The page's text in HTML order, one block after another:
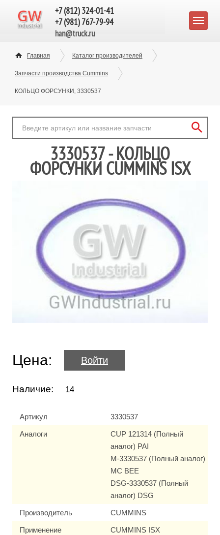
+7 (812) 324-01-41
+7 (981) 767-79-94
han@truck.ru
Главная Каталог производителей
Запчасти производства Cummins
КОЛЬЦО ФОРСУНКИ, 3330537
3330537 - КОЛЬЦО
ФОРСУНКИ CUMMINS ISX
Цена: Войти
Наличие: 14
Артикул 3330537
Аналоги
CUP 121314 (Полный
аналог) PAI
M-3330537 (Полный аналог)
MC BEE
DSG-3330537 (Полный
аналог) DSG
Производитель CUMMINS
Применение CUMMINS ISX